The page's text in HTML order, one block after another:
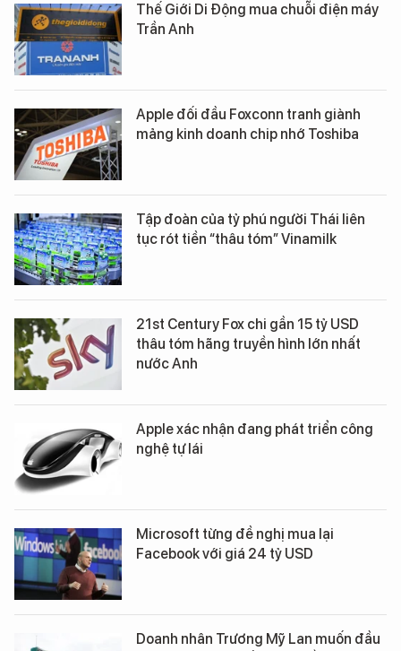
Thế Giới Di Động mua chuỗi điện máy
Trần Anh
Apple đối đầu Foxconn tranh giành
mảng kinh doanh chip nhớ Toshiba
Tập đoàn của tỷ phú người Thái liên
tục rót tiền “thâu tóm” Vinamilk
21st Century Fox chi gần 15 tỷ USD
thâu tóm hãng truyền hình lớn nhất
nước Anh
Apple xác nhận đang phát triển công
nghệ tự lái
Microsoft từng đề nghị mua lại
Facebook với giá 24 tỷ USD
Doanh nhân Trương Mỹ Lan muốn đầu